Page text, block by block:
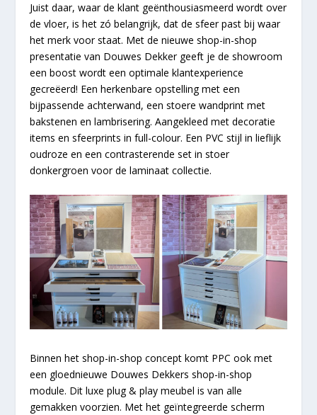
Juist daar, waar de klant geënthousiasmeerd wordt over
de vloer, is het zó belangrijk, dat de sfeer past bij waar
het merk voor staat. Met de nieuwe shop-in-shop
presentatie van Douwes Dekker geeft je de showroom
een boost wordt een optimale klantexperience
gecreëerd! Een herkenbare opstelling met een
bijpassende achterwand, een stoere wandprint met
bakstenen en lambrisering. Aangekleed met decoratie
items en sfeerprints in full-colour. Een PVC stijl in lieflijk
oudroze en een contrasterende set in stoer
donkergroen voor de laminaat collectie.
Binnen het shop-in-shop concept komt PPC ook met
een gloednieuwe Douwes Dekkers shop-in-shop
module. Dit luxe plug & play meubel is van alle
gemakken voorzien. Met het geïntegreerde scherm